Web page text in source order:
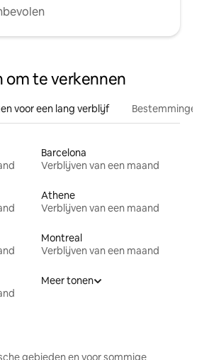
om te verkennen
voor een lang verblijf
Barcelona
Verblijven van een maand
Athene
Verblijven van een maand
Montreal
Verblijven van een maand
Meer tonen
gebieden en voor sommige